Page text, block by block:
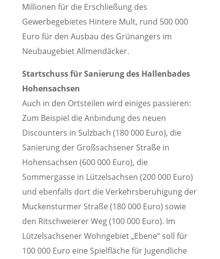
Millionen für die Erschließung des
Gewerbegebietes Hintere Mult, rund 500 000
Euro für den Ausbau des Grünangers im
Neubaugebiet Allmendäcker.
Startschuss für Sanierung des Hallenbades
Hohensachsen
Auch in den Ortsteilen wird einiges passieren:
Zum Beispiel die Anbindung des neuen
Discounters in Sulzbach (180 000 Euro), die
Sanierung der Großsachsener Straße in
Hohensachsen (600 000 Euro), die
Sommergasse in Lützelsachsen (200 000 Euro)
und ebenfalls dort die Verkehrsberuhigung der
Muckensturmer Straße (180 000 Euro) sowie
den Ritschweierer Weg (100 000 Euro). Im
Lützelsachsener Wohngebiet „Ebene“ soll für
100 000 Euro eine Spielfläche für Jugendliche